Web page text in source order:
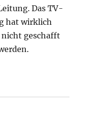
Das TV-
hat wirklich
nicht geschafft